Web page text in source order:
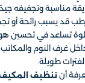
مناسبة وتجفيفه
رطب قد يسبب رائحة أو
تساعد في تحسين
غرف النوم والمكاتب
طويلة.
أنتنظيف المكيف